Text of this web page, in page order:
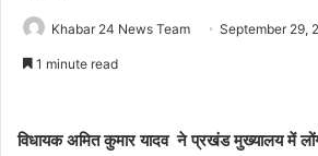
Khabar 24 News Team September 29,
1 minute read
विधायक अमित कुमार यादव ने प्रखंड मुख्यालय में